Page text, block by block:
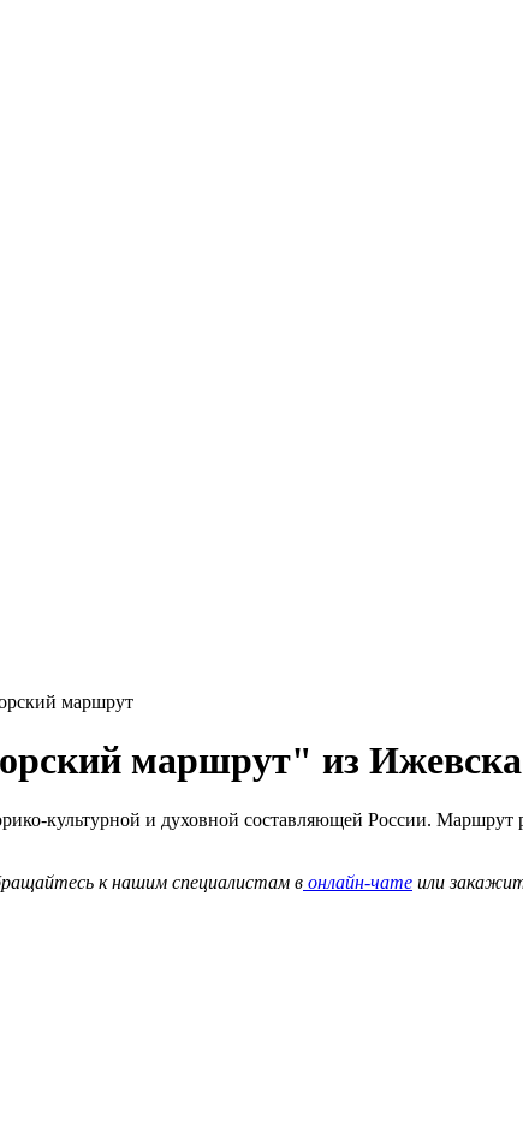
маршрут
маршрут" из Ижевска
культурной и духовной составляющей России.
к нашим специалистам в онлайн-чате или